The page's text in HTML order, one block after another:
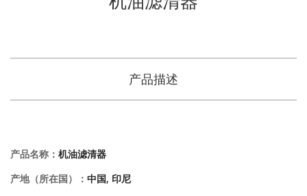
产品描述
产品名称： 机油滤清器
产地（所在国）： 中国, 印尼